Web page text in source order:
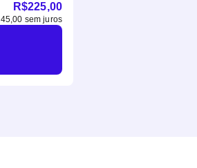
R$225,00
45,00 sem juros